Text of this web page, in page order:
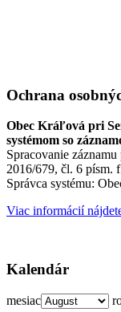
Ochrana
Obec Kráľová pri
systémom so
Spracovanie
2016/679, čl. 6 písm.
Správca systému:
Viac informácií
Kalendár
mesiac